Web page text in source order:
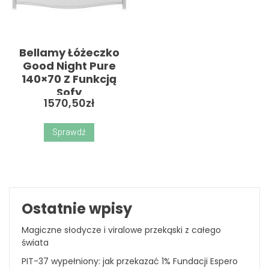
Bellamy Łóżeczko
Good Night Pure
140×70 Z Funkcją
Sofy
1570,50zł
Sprawdź
Ostatnie wpisy
Magiczne słodycze i viralowe przekąski z całego
świata
PIT-37 wypełniony: jak przekazać 1% Fundacji Espero